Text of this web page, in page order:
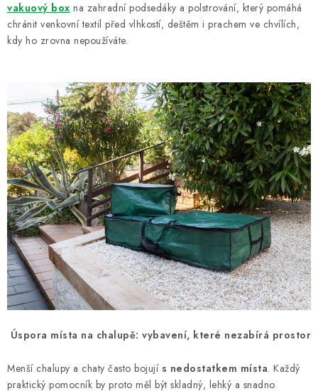
vakuový box na zahradní podsedáky a polstrování, který pomáhá
chránit venkovní textil před vlhkostí, deštěm i prachem ve chvílích,
kdy ho zrovna nepoužíváte.
Úspora místa na chalupě: vybavení, které nezabírá prostor
Menší chalupy a chaty často bojují s nedostatkem místa. Každý
praktický pomocník by proto měl být skladný, lehký a snadno